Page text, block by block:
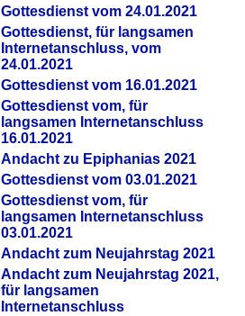
Gottesdienst vom 24.01.2021
Gottesdienst, für langsamen
Internetanschluss, vom
24.01.2021
Gottesdienst vom 16.01.2021
Gottesdienst vom, für
langsamen Internetanschluss
16.01.2021
Andacht zu Epiphanias 2021
Gottesdienst vom 03.01.2021
Gottesdienst vom, für
langsamen Internetanschluss
03.01.2021
Andacht zum Neujahrstag 2021
Andacht zum Neujahrstag 2021,
für langsamen
Internetanschluss